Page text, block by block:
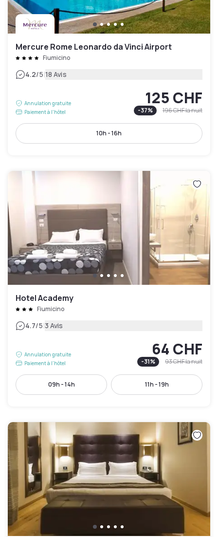
Mercure Rome Leonardo da Vinci Airport
Fiumicino
4.2/5|18 Avis
Annulation gratuite
Paiement à l'hôtel
125 CHF
-37% 196 CHFla nuit
10h - 16h
Hotel Academy
Fiumicino
4.7/5|3 Avis
Annulation gratuite
Paiement à l'hôtel
64 CHF
-31% 93 CHFla nuit
09h - 14h 11h - 19h